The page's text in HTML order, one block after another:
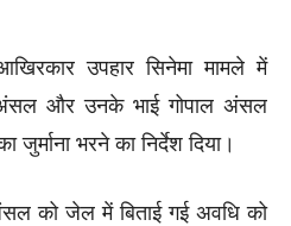
उपहार सिनेमा मामले में
और उनके भाई गोपाल अंसल
भरने का निर्देश दिया।
को जेल में बिताई गई अवधि को